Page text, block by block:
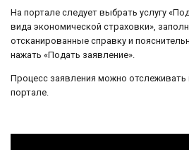
На портале следует выбрать услугу
вида экономической страховки»,
отсканированные справку и
нажать «Подать заявление».
Процесс заявления можно отслеживать
портале.